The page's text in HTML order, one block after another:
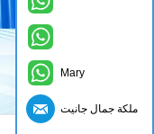
Mary
ملكة جمال جانيت